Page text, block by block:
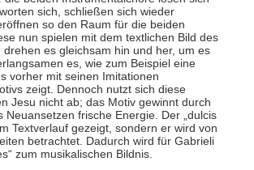
sich, schließen sich wieder
so den Raum für die beiden
nun spielen mit dem textlichen Bild des
drehen es gleichsam hin und her, um es
es, wie zum Beispiel eine
vorher mit seinen Imitationen
zeigt. Dennoch nutzt sich diese
Jesu nicht ab; das Motiv gewinnt durch
Neuansetzen frische Energie. Der „dulcis
Textverlauf gezeigt, sondern er wird von
betrachtet. Dadurch wird für Gabrieli
zum musikalischen Bildnis.